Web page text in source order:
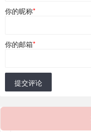
你的昵称*
你的邮箱*
提交评论